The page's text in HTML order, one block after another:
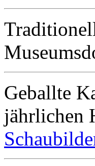
Geballte
jährlichen